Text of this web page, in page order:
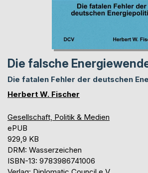
Die falsche
Die fatalen Fehler der deutschen
Herbert W. Fischer
Gesellschaft, Politik & Medien
ePUB
929,9 KB
DRM: Wasserzeichen
ISBN-13: 9783986741006